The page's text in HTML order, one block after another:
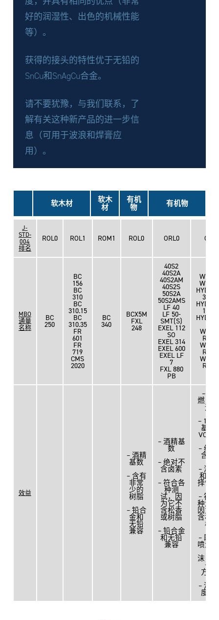
好的润湿性、出色的机械性能
等）。
获得的接头的特性优于无铅的
SnCu和SnAgCu合金。
请不要犹豫，与我们联系，了
解有关这种新产品的进一步信
息（可用于波浪和焊膏应
用）。
软木材
软木
材
有机
物
有机物
J-
STD-
004
排名
ROL0 ROL1 ROM1 ROL0 ORL0
MBO
通量
名称
BC
250
BC
156
BC
310
BC
310.15
BC
310.35
FR
601
FR
719
CMS
2020
BC
340
BCX5M
FXL
248
40S2
40S2A
40S2AM
40S2S
50S2A
50S2AMS
LF 40
LF 50-
SMT(S)
EXEL 112
SO
EXEL 314
EXEL 600
EXEL LF
7
FXL 880
PB
302
103
RISE
RISE
RISE
效益
– 酒精
基数
– 含有
非常
少的
树脂
– 铅合
金和
无铅
兼容
– 酒精基
数
– 绝对不
含卤素
– 符合各
种测
试，因
为它不
含松香
或树脂
– 铅合金
和无铅
兼容
– 不
燃，
运输
–
基，
VOC
– 绝
含卤
– 波
和/或
择性
– 符
种测
因为
含松
树脂
– 助
喷涂
沫，
于配
方）
– 没
度控